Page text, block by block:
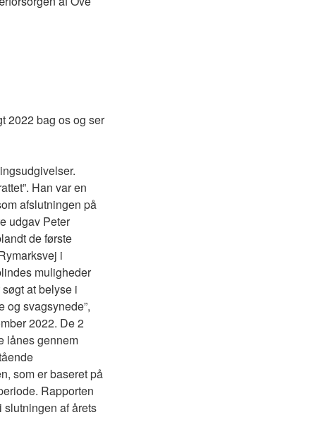
2022 bag os og ser
Han var en
afslutningen på
udgav Peter
de første
i
muligheder
at belyse i
og svagsynede”,
2022. De 2
lånes gennem
som er baseret på
Rapporten
slutningen af årets